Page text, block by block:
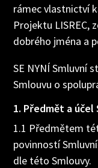
rámec vlastnictví
Projektu LISREC,
dobrého jména a
SE NYNÍ Smluvní
Smlouvu o
1. Předmět a účel
1.1 Předmětem
povinností
dle této Smlouvy.